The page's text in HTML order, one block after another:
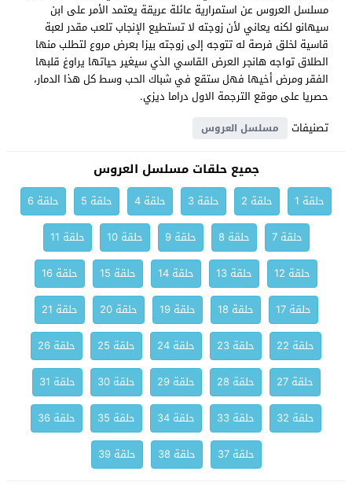
مسلسل العروس عن استمرارية عائلة عريقة يعتمد الأمر على ابن
سيهانو لكنه يعاني لأن زوجته لا تستطيع الإنجاب تلعب مقدر لعبة
قاسية لخلق فرصة له تتوجه إلى زوجته بيزا بعرض مروع لتطلب منها
الطلاق تواجه هانجر العرض القاسي الذي سيغير حياتها يراوغ قلبها
الفقر ومرض أخيها فهل ستقع في شباك الحب وسط كل هذا الدمار،
حصريا على موقع الترجمة الاول دراما ديزي.
تصنيفات
مسلسل العروس
جميع حلقات مسلسل العروس
حلقة 1 حلقة 2 حلقة 3 حلقة 4 حلقة 5
حلقة 6
حلقة 7
حلقة 8 حلقة 9 حلقة 10
حلقة 11
حلقة 12
حلقة 13 حلقة 14 حلقة 15
حلقة 16
حلقة 17
حلقة 18 حلقة 19 حلقة 20
حلقة 21
حلقة 22
حلقة 23 حلقة 24 حلقة 25
حلقة 26
حلقة 27
حلقة 28 حلقة 29 حلقة 30
حلقة 31
حلقة 32
حلقة 33 حلقة 34 حلقة 35
حلقة 36
حلقة 37
حلقة 38 حلقة 39